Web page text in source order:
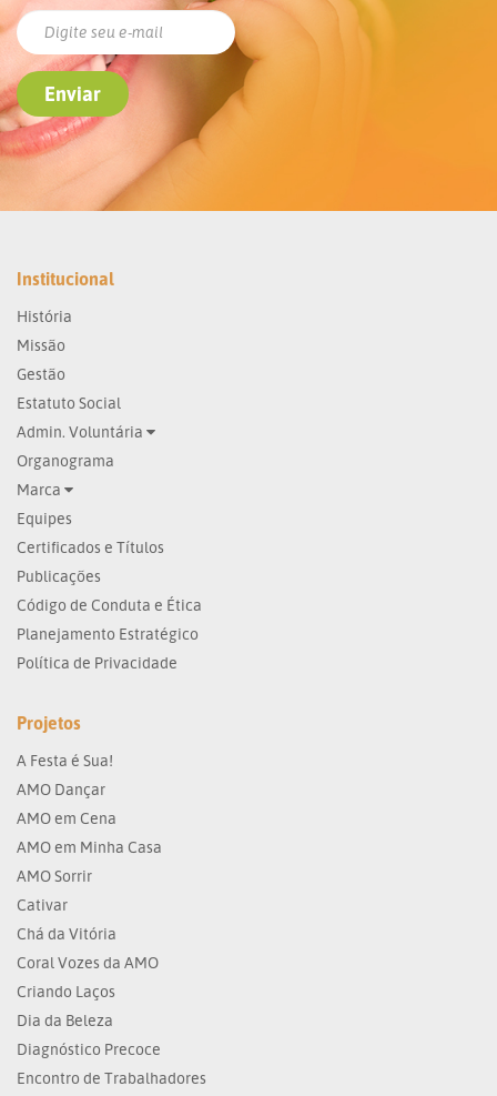
Institucional
História
Missão
Gestão
Estatuto Social
Admin. Voluntária
Organograma
Marca
Equipes
Certificados e Títulos
Publicações
Código de Conduta e Ética
Planejamento Estratégico
Política de Privacidade
Projetos
A Festa é Sua!
AMO Dançar
AMO em Cena
AMO em Minha Casa
AMO Sorrir
Cativar
Chá da Vitória
Coral Vozes da AMO
Criando Laços
Dia da Beleza
Diagnóstico Precoce
Encontro de Trabalhadores